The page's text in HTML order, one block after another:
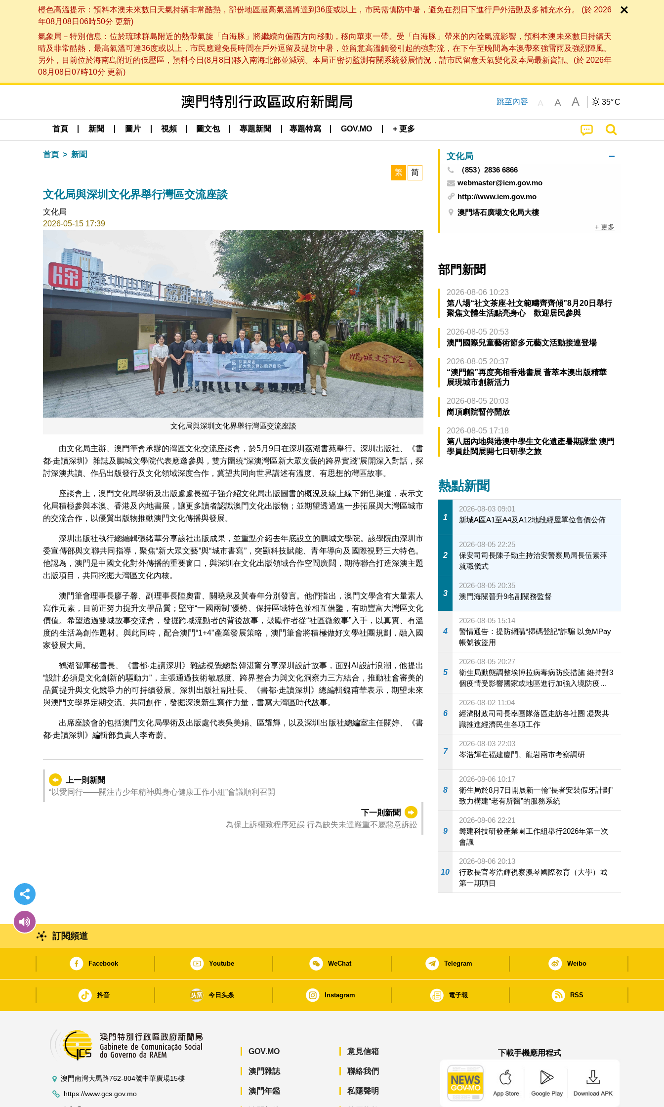
橙色高溫提示：預料本澳未來數日天氣持續非常酷熱，部份地區最高氣溫將達到36度或以上，市民需慎防中暑，避免在烈日下進行戶外活動及多補充水分。 (於 2026
年08月08日06時50分 更新)
氣象局－特別信息：位於琉球群島附近的熱帶氣旋「白海豚」將繼續向偏西方向移動，移向華東一帶。受「白海豚」帶來的內陸氣流影響，預料本澳未來數日持續天
晴及非常酷熱，最高氣溫可達36度或以上，市民應避免長時間在戶外逗留及提防中暑，並留意高溫觸發引起的強對流，在下午至晚間為本澳帶來強雷雨及強烈陣風。
另外，目前位於海南島附近的低壓區，預料今日(8月8日)移入南海北部並減弱。本局正密切監測有關系統發展情況，請市民留意天氣變化及本局最新資訊。(於 2026年
08月08日07時10分 更新)
跳至內容 A A A 35°C
首頁 新聞 圖片 視頻 圖文包 專題新聞 專題特寫 GOV.MO + 更多
首頁 新聞
繁 简
文化局與深圳文化界舉行灣區交流座談
文化局
2026-05-15 17:39
文化局與深圳文化界舉行灣區交流座談
由文化局主辦、澳門筆會承辦的灣區文化交流座談會，於5月9日在深圳荔湖書苑舉行。深圳出版社、《書
都‧走讀深圳》雜誌及鵬城文學院代表應邀參與，雙方圍繞“深澳灣區新大眾文藝的跨界實踐”展開深入對話，探
討深澳共讀、作品出版發行及文化領域深度合作，冀望共同向世界講述有溫度、有思想的灣區故事。
座談會上，澳門文化局學術及出版處處長羅子強介紹文化局出版圖書的概況及線上線下銷售渠道，表示文
化局積極參與本澳、香港及內地書展，讓更多讀者認識澳門文化出版物；並期望透過進一步拓展與大灣區城市
的交流合作，以優質出版物推動澳門文化傳播與發展。
深圳出版社執行總編輯張緒華分享該社出版成果，並重點介紹去年底設立的鵬城文學院。該學院由深圳市
委宣傳部與文聯共同指導，聚焦“新大眾文藝”與“城市書寫”，突顯科技賦能、青年導向及國際視野三大特色。
他認為，澳門是中國文化對外傳播的重要窗口，與深圳在文化出版領域合作空間廣闊，期待聯合打造深澳主題
出版項目，共同挖掘大灣區文化內核。
澳門筆會理事長廖子馨、副理事長陸奧雷、關曉泉及黃春年分別發言。他們指出，澳門文學含有大量素人
寫作元素，目前正努力提升文學品質；堅守“一國兩制”優勢、保持區域特色並相互借鑒，有助豐富大灣區文化
價值。希望透過雙城故事交流會，發掘跨域流動者的背後故事，鼓勵作者從“社區微敘事”入手，以真實、有溫
度的生活為創作題材。與此同時，配合澳門“1+4”產業發展策略，澳門筆會將積極做好文學社團規劃，融入國
家發展大局。
鶴湖智庫秘書長、《書都‧走讀深圳》雜誌視覺總監韓湛甯分享深圳設計故事，面對AI設計浪潮，他提出
“設計必須是文化創新的驅動力”，主張通過技術敏感度、跨界整合力與文化洞察力三方結合，推動社會審美的
品質提升與文化競爭力的可持續發展。深圳出版社副社長、《書都‧走讀深圳》總編輯魏甫華表示，期望未來
與澳門文學界定期交流、共同創作，發掘深澳新生寫作力量，書寫大灣區時代故事。
出席座談會的包括澳門文化局學術及出版處代表吳美娟、區耀輝，以及深圳出版社總編室主任關婷、《書
都‧走讀深圳》編輯部負責人李奇蔚。
上一則新聞
“以愛同行——關注青少年精神與身心健康工作小組”會議順利召開
下一則新聞
為保上訴權致程序延誤 行為缺失未達嚴重不屬惡意訴訟
文化局
（853）2836 6866
webmaster@icm.gov.mo
http://www.icm.gov.mo
澳門塔石廣場文化局大樓
+ 更多
部門新聞
2026-08-06 10:23
第八場“社文茶座‧社文範疇齊齊傾”8月20日舉行
聚焦文體生活點亮身心 歡迎居民參與
2026-08-05 20:53
澳門國際兒童藝術節多元藝文活動接連登場
2026-08-05 20:37
“澳門館”再度亮相香港書展 薈萃本澳出版精華
展現城市創新活力
2026-08-05 20:03
崗頂劇院暫停開放
2026-08-05 17:18
第八屆內地與港澳中學生文化遺產暑期課堂 澳門
學員赴閩展開七日研學之旅
熱點新聞
1
2026-08-03 09:01
新城A區A1至A4及A12地段經屋單位售價公佈
2
2026-08-05 22:25
保安司司長陳子勁主持治安警察局局長伍素萍
就職儀式
3
2026-08-05 20:35
澳門海關晉升9名副關務監督
4
2026-08-05 15:14
警情通告：提防網購“掃碼登記”詐騙 以免MPay
帳號被盜用
5
2026-08-05 20:27
衛生局動態調整埃博拉病毒病防疫措施 維持對3
個疫情受影響國家或地區進行加強入境防疫措
施
6
2026-08-02 11:04
經濟財政司司長率團隊落區走訪各社團 凝聚共
識推進經濟民生各項工作
7
2026-08-03 22:03
岑浩輝在福建廈門、龍岩兩市考察調研
8
2026-08-06 10:17
衛生局於8月7日開展新一輪“長者安裝假牙計劃”
致力構建“老有所醫”的服務系統
9
2026-08-06 22:21
籌建科技研發產業園工作組舉行2026年第一次
會議
10
2026-08-06 20:13
行政長官岑浩輝視察澳琴國際教育（大學）城
第一期項目
訂閱頻道
Facebook Youtube WeChat Telegram Weibo
抖音 今日头条 Instagram 電子報 RSS
澳門南灣大馬路762-804號中華廣場15樓
https://www.gcs.gov.mo
GOV.MO
澳門雜誌
澳門年鑑
意見信箱
聯絡我們
私隱聲明
下載手機應用程式